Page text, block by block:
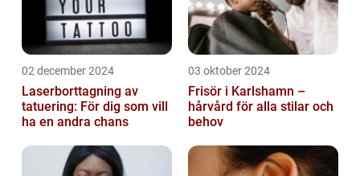
02 december 2024
Laserborttagning av
tatuering: För dig som vill
ha en andra chans
03 oktober 2024
Frisör i Karlshamn –
hårvård för alla stilar och
behov